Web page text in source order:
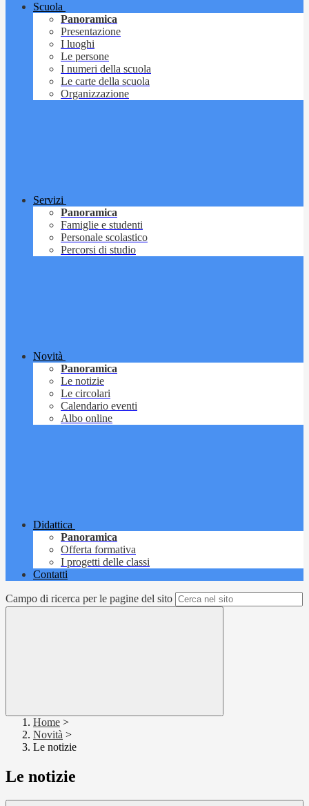
Scuola
Panoramica
Presentazione
I luoghi
Le persone
I numeri della scuola
Le carte della scuola
Organizzazione
Servizi
Panoramica
Famiglie e studenti
Personale scolastico
Percorsi di studio
Novità
Panoramica
Le notizie
Le circolari
Calendario eventi
Albo online
Didattica
Panoramica
Offerta formativa
I progetti delle classi
Contatti
Campo di ricerca per le pagine del sito
Home >
Novità >
Le notizie
Le notizie